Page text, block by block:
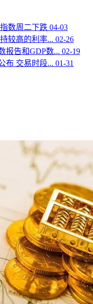
数周二下跌 04-03
较高的利率... 02-26
报告和GDP数... 02-19
布 交易时段... 01-31